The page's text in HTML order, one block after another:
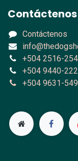
Contáctenos
Contáctenos
+504 2516-
+504 9440-
+504 9631-